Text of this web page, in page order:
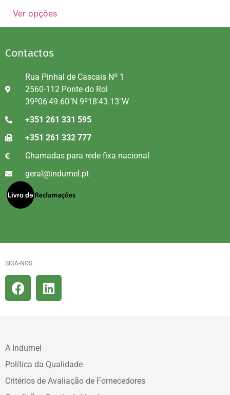
Ver opções
Contactos
Rua Pinhal de Cascais Nº 1
2560-112 Ponte do Rol
39º06'49.60"N 9º18'43.13"W
+351 261 331 595
+351 261 332 777
Chamadas para rede fixa nacional
geral@indumel.pt
SIGA-NOS
A Indumel
Política da Qualidade
Critérios de Avaliação de Fornecedores